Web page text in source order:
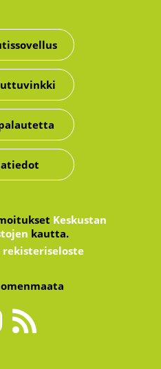
Keskustan
kautta.
rekisteriseloste